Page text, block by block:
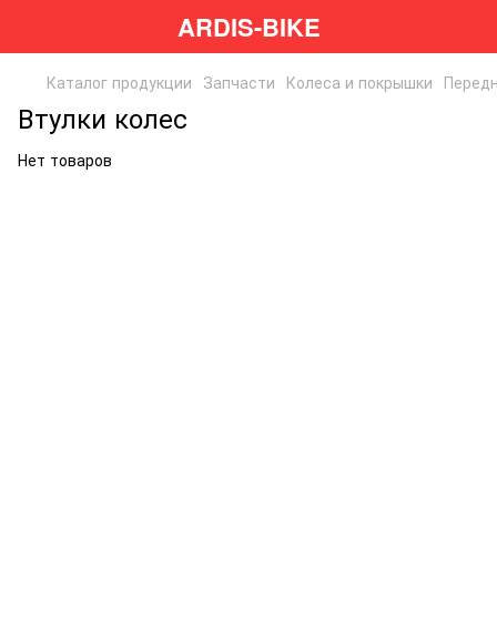
ARDIS-BIKE
Каталог продукции Запчасти Колеса и покрышки
Втулки колес
Нет товаров